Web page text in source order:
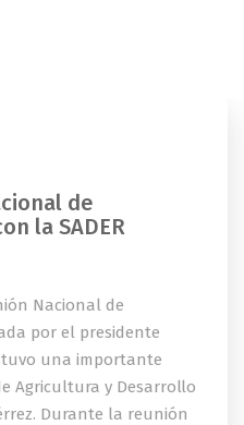
de
la SADER
Nacional de
por el presidente
una importante
Agricultura y Desarrollo
Durante la reunión